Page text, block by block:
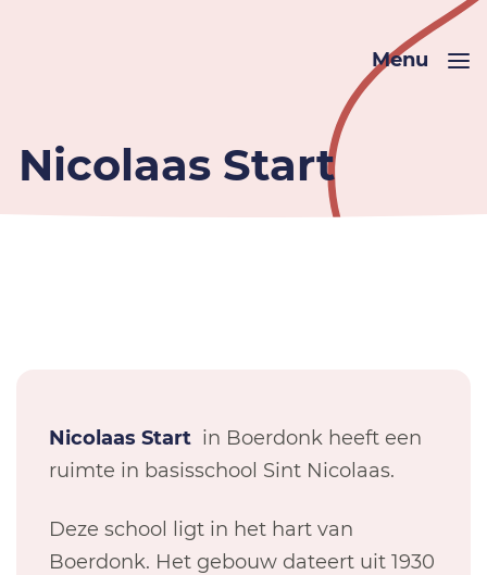
Menu
Nicolaas Start
Nicolaas Start in Boerdonk heeft een
ruimte in basisschool Sint Nicolaas.
Deze school ligt in het hart van
Boerdonk. Het gebouw dateert uit 1930